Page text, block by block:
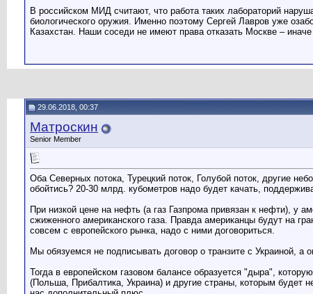
В российском МИД считают, что работа таких лабораторий
биологического оружия. Именно поэтому Сергей Лавров уже
Казахстан. Наши соседи не имеют права отказать Москве –
29.06.2018, 00:37
Матроскин
Senior Member
Оба Северных потока, Турецкий поток, Голубой поток, другие
обойтись? 20-30 млрд. кубометров надо будет качать,
При низкой цене на нефть (а газ Газпрома привязан к нефти), у
сжиженного американского газа. Правда американцы будут на
совсем с европейского рынка, надо с ними договориться.
Мы обязуемся не подписывать договор о транзите с Украиной,
Тогда в европейском газовом балансе образуется "дыра",
(Польша, Прибалтика, Украина) и другие страны, которым будет